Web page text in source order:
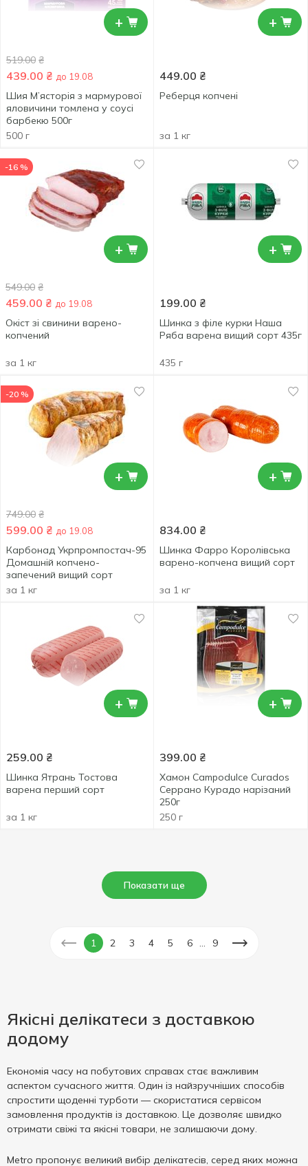
+
519.00 ₴
439.00 ₴ до 19.08
Шия М’ясторія з мармурової
яловичини томлена у соусі
барбекю 500г
500 г
+
449.00 ₴
Реберця копчені
за 1 кг
+
-16 %
549.00 ₴
459.00 ₴ до 19.08
Окіст зі свинини варено-
копчений
за 1 кг
+
199.00 ₴
Шинка з філе курки Наша
Ряба варена вищий сорт 435г
435 г
+
-20 %
749.00 ₴
599.00 ₴ до 19.08
Карбонад Укрпромпостач-95
Домашній копчено-
запечений вищий сорт
за 1 кг
+
834.00 ₴
Шинка Фарро Королівська
варено-копчена вищий сорт
за 1 кг
+
259.00 ₴
Шинка Ятрань Тостова
варена перший сорт
за 1 кг
+
399.00 ₴
Хамон Campodulce Curados
Серрано Курадо нарізаний
250г
250 г
Показати ще
1 2 3 4 5 6 9
Якісні делікатеси з доставкою
додому
Економія часу на побутових справах стає важливим
аспектом сучасного життя. Один із найзручніших способів
спростити щоденні турботи — скористатися сервісом
замовлення продуктів із доставкою. Це дозволяє швидко
отримати свіжі та якісні товари, не залишаючи дому.
Metro пропонує великий вибір делікатесів, серед яких можна